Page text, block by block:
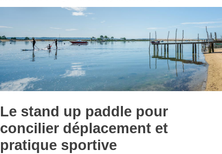
Le stand up paddle pour
concilier déplacement et
pratique sportive